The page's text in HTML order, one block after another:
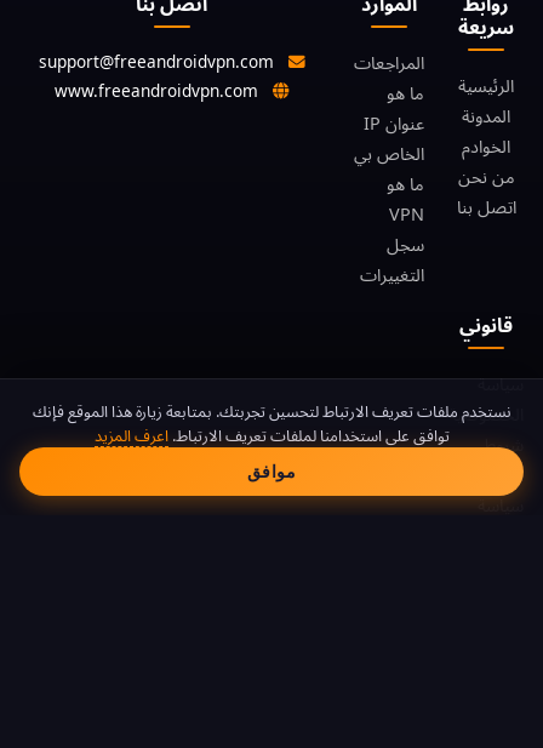
سريعة
الرئيسية
المدونة
الخوادم
من نحن
اتصل بنا
المراجعات
ما هو
عنوان IP
الخاص بي
ما هو
VPN
سجل
التغييرات
قانوني
سياسة
الخصوصية
شروط
الخدمة
سياسة
موافقة ملفات تعريف
نستخدم ملفات تعريف الارتباط لتحسين تجربتك. بمتابعة زيارة هذا الموقع فإنك
توافق على استخدامنا لملفات تعريف الارتباط.اعرف المزيد
موافق